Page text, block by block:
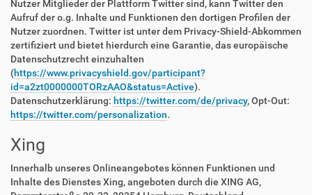
Nutzer Mitglieder der Plattform Twitter sind, kann Twitter den
Aufruf der o.g. Inhalte und Funktionen den dortigen Profilen der
Nutzer zuordnen. Twitter ist unter dem Privacy-Shield-Abkommen
zertifiziert und bietet hierdurch eine Garantie, das europäische
Datenschutzrecht einzuhalten
(https://www.privacyshield.gov/participant?
id=a2zt0000000TORzAAO&status=Active).
Datenschutzerklärung: https://twitter.com/de/privacy, Opt-Out:
https://twitter.com/personalization.
Xing
Innerhalb unseres Onlineangebotes können Funktionen und
Inhalte des Dienstes Xing, angeboten durch die XING AG,